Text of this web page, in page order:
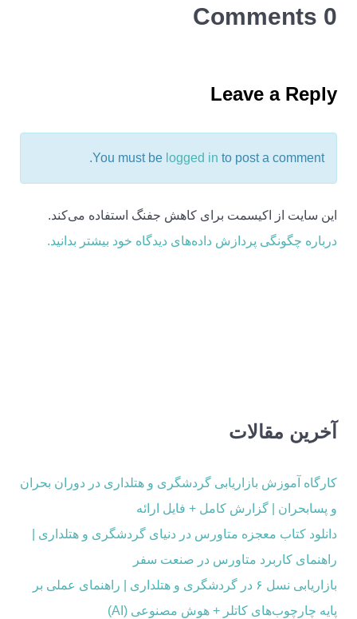
0 Comments
Leave a Reply
You must be logged in to post a comment.
این سایت از اکیسمت برای کاهش جفنگ استفاده می‌کند.
درباره چگونگی پردازش داده‌های دیدگاه خود بیشتر بدانید.
آخرین مقالات
کارگاه آموزش بازاریابی گردشگری و هتلداری در دوران بحران
و پسابحران | گزارش کامل + فایل ارائه
دانلود کتاب معجزه متاورس در دنیای گردشگری و هتلداری |
راهنمای کاربرد متاورس در صنعت سفر
بازاریابی نسل ۶ در گردشگری و هتلداری | راهنمای عملی بر
پایه چارچوب‌های کاتلر + هوش مصنوعی (AI)